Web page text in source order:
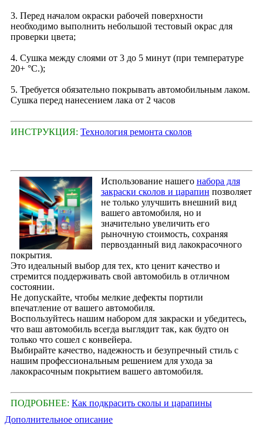
3. Перед началом окраски рабочей поверхности
необходимо выполнить небольшой тестовый окрас для
проверки цвета;
4. Сушка между слоями от 3 до 5 минут (при температуре
20+ °С.);
5. Требуется обязательно покрывать автомобильным лаком.
Сушка перед нанесением лака от 2 часов
ИНСТРУКЦИЯ: Технология ремонта сколов
Использование нашего набора для
закраски сколов и царапин позволяет
не только улучшить внешний вид
вашего автомобиля, но и
значительно увеличить его
рыночную стоимость, сохраняя
первозданный вид лакокрасочного
покрытия.
Это идеальный выбор для тех, кто ценит качество и
стремится поддерживать свой автомобиль в отличном
состоянии.
Не допускайте, чтобы мелкие дефекты портили
впечатление от вашего автомобиля.
Воспользуйтесь нашим набором для закраски и убедитесь,
что ваш автомобиль всегда выглядит так, как будто он
только что сошел с конвейера.
Выбирайте качество, надежность и безупречный стиль с
нашим профессиональным решением для ухода за
лакокрасочным покрытием вашего автомобиля.
ПОДРОБНЕЕ: Как подкрасить сколы и царапины
Дополнительное описание